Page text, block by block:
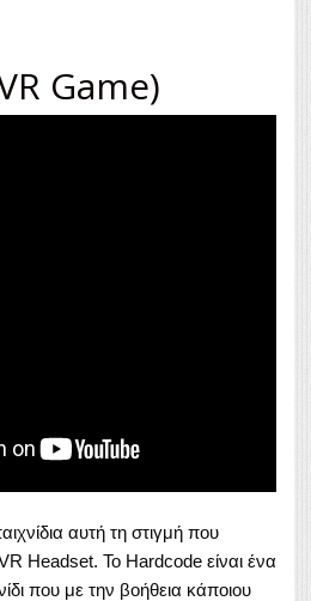
Game)
αυτή τη στιγμή που
Headset. Το Hardcode είναι ένα
που με την βοήθεια κάποιου